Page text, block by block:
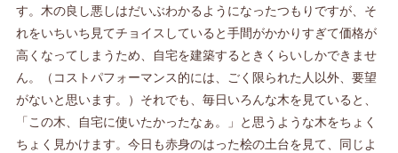
す。木の良し悪しはだいぶわかるようになったつもりですが、そ
れをいちいち見てチョイスしていると手間がかかりすぎて価格が
高くなってしまうため、自宅を建築するときくらいしかできませ
ん。（コストパフォーマンス的には、ごく限られた人以外、要望
がないと思います。）それでも、毎日いろんな木を見ていると、
「この木、自宅に使いたかったなぁ。」と思うような木をちょく
ちょく見かけます。今日も赤身のはった桧の土台を見て、同じよ